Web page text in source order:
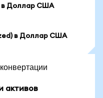
в Доллар США
в Доллар США
активов